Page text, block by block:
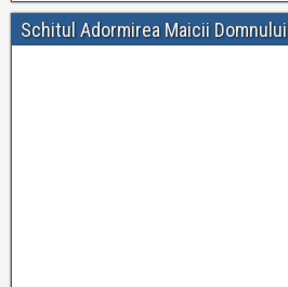
Schitul Adormirea Maicii Domnului